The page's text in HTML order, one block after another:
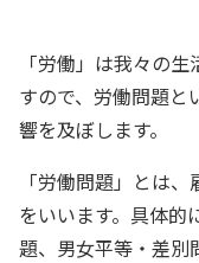
「労働」は我々の
すので、労働問題と
響を及ぼします。
「労働問題」とは
をいいます。具体的
題、男女平等・差別